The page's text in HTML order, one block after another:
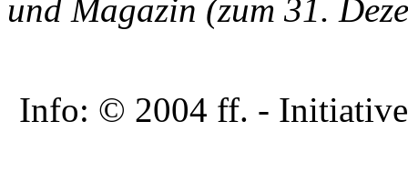
und Magazin (zum 31.
Info: © 2004 ff. -